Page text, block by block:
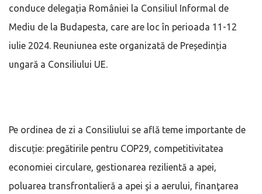
conduce delegația României la Consiliul Informal de
Mediu de la Budapesta, care are loc în perioada 11-12
iulie 2024. Reuniunea este organizată de Președinția
ungară a Consiliului UE.
Pe ordinea de zi a Consiliului se află teme importante de
discuție: pregătirile pentru COP29, competitivitatea
economiei circulare, gestionarea rezilientă a apei,
poluarea transfrontalieră a apei şi a aerului, finanţarea